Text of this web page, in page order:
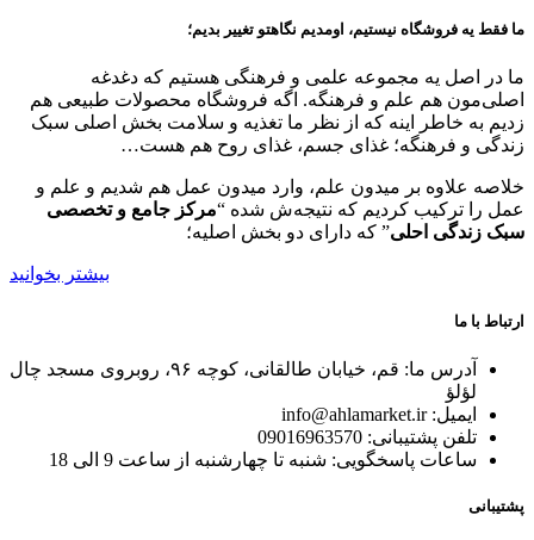
انواع
می
باشد.
گزینه
ها
است
در
صفحه
ما فقط یه فروشگاه نیستیم، اومدیم نگاهتو تغییر بدیم؛
ما در اصل یه مجموعه علمی و فرهنگی هستیم که دغدغه
اصلی‌مون هم علم و فرهنگه. اگه فروشگاه محصولات طبیعی هم
زدیم به خاطر اینه که از نظر ما تغذیه و سلامت بخش اصلی سبک
زندگی و فرهنگه؛ غذای جسم، غذای روح هم هست…
خلاصه علاوه بر میدون علم، وارد میدون عمل هم شدیم و علم و
عمل را ترکیب کردیم که نتیجه‌ش شده “مرکز جامع و تخصصی
سبک زندگی احلی” که دارای دو بخش اصلیه؛
بیشتر بخوانید
ارتباط با ما
آدرس ما: قم، خیابان طالقانی، کوچه ۹۶، روبروی مسجد چال
لؤلؤ
ایمیل: info@ahlamarket.ir
تلفن پشتیبانی: 09016963570
ساعات پاسخگویی: شنبه تا چهارشنبه از ساعت 9 الی 18
پشتیبانی